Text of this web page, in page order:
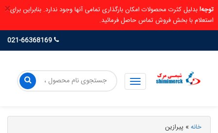
× توجه!بدلیل کثرت محصولات امکان بارگذاری تمامی آنها وجود ندارد. بنابراین برای
استعلام با بخش فروش تماس حاصل فرمائید.
خانه» پیرازین